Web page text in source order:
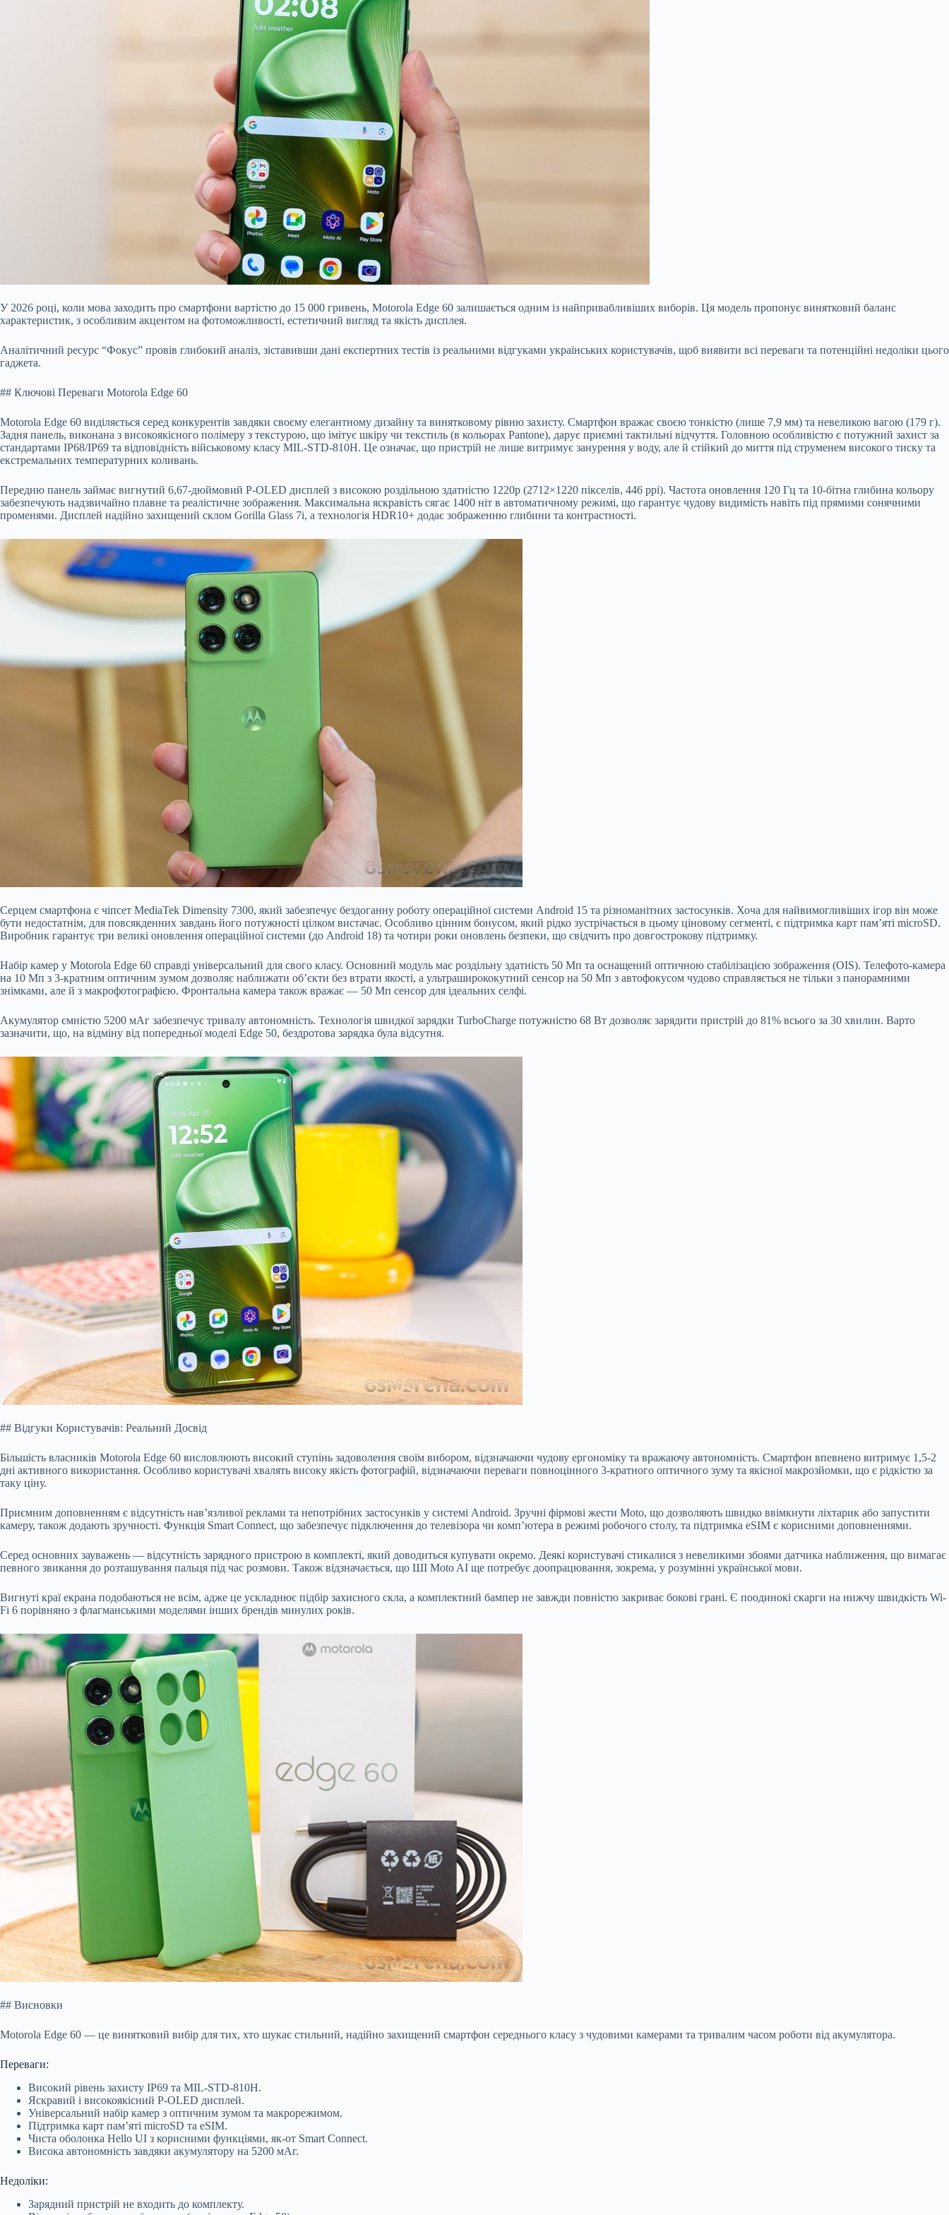
У 2026 році, коли мова заходить про смартфони вартістю до 15 000 гривень, Motorola Edge 60 залишається одним із найпривабливіших виборів. Ця модель пропонує винятковий баланс
характеристик, з особливим акцентом на фотоможливості, естетичний вигляд та якість дисплея.
Аналітичний ресурс “Фокус” провів глибокий аналіз, зіставивши дані експертних тестів із реальними відгуками українських користувачів, щоб виявити всі переваги та потенційні недоліки цього
гаджета.
## Ключові Переваги Motorola Edge 60
Motorola Edge 60 виділяється серед конкурентів завдяки своєму елегантному дизайну та винятковому рівню захисту. Смартфон вражає своєю тонкістю (лише 7,9 мм) та невеликою вагою (179 г).
Задня панель, виконана з високоякісного полімеру з текстурою, що імітує шкіру чи текстиль (в кольорах Pantone), дарує приємні тактильні відчуття. Головною особливістю є потужний захист за
стандартами IP68/IP69 та відповідність військовому класу MIL-STD-810H. Це означає, що пристрій не лише витримує занурення у воду, але й стійкий до миття під струменем високого тиску та
екстремальних температурних коливань.
Передню панель займає вигнутий 6,67-дюймовий P-OLED дисплей з високою роздільною здатністю 1220p (2712×1220 пікселів, 446 ppi). Частота оновлення 120 Гц та 10-бітна глибина кольору
забезпечують надзвичайно плавне та реалістичне зображення. Максимальна яскравість сягає 1400 ніт в автоматичному режимі, що гарантує чудову видимість навіть під прямими сонячними
променями. Дисплей надійно захищений склом Gorilla Glass 7i, а технологія HDR10+ додає зображенню глибини та контрастності.
Серцем смартфона є чіпсет MediaTek Dimensity 7300, який забезпечує бездоганну роботу операційної системи Android 15 та різноманітних застосунків. Хоча для найвимогливіших ігор він може
бути недостатнім, для повсякденних завдань його потужності цілком вистачає. Особливо цінним бонусом, який рідко зустрічається в цьому ціновому сегменті, є підтримка карт пам’яті microSD.
Виробник гарантує три великі оновлення операційної системи (до Android 18) та чотири роки оновлень безпеки, що свідчить про довгострокову підтримку.
Набір камер у Motorola Edge 60 справді універсальний для свого класу. Основний модуль має роздільну здатність 50 Мп та оснащений оптичною стабілізацією зображення (OIS). Телефото-камера
на 10 Мп з 3-кратним оптичним зумом дозволяє наближати об’єкти без втрати якості, а ультраширококутний сенсор на 50 Мп з автофокусом чудово справляється не тільки з панорамними
знімками, але й з макрофотографією. Фронтальна камера також вражає — 50 Мп сенсор для ідеальних селфі.
Акумулятор ємністю 5200 мАг забезпечує тривалу автономність. Технологія швидкої зарядки TurboCharge потужністю 68 Вт дозволяє зарядити пристрій до 81% всього за 30 хвилин. Варто
зазначити, що, на відміну від попередньої моделі Edge 50, бездротова зарядка була відсутня.
## Відгуки Користувачів: Реальний Досвід
Більшість власників Motorola Edge 60 висловлюють високий ступінь задоволення своїм вибором, відзначаючи чудову ергономіку та вражаючу автономність. Смартфон впевнено витримує 1,5-2
дні активного використання. Особливо користувачі хвалять високу якість фотографій, відзначаючи переваги повноцінного 3-кратного оптичного зуму та якісної макрозйомки, що є рідкістю за
таку ціну.
Приємним доповненням є відсутність нав’язливої реклами та непотрібних застосунків у системі Android. Зручні фірмові жести Moto, що дозволяють швидко ввімкнути ліхтарик або запустити
камеру, також додають зручності. Функція Smart Connect, що забезпечує підключення до телевізора чи комп’ютера в режимі робочого столу, та підтримка eSIM є корисними доповненнями.
Серед основних зауважень — відсутність зарядного пристрою в комплекті, який доводиться купувати окремо. Деякі користувачі стикалися з невеликими збоями датчика наближення, що вимагає
певного звикання до розташування пальця під час розмови. Також відзначається, що ШІ Moto AI ще потребує доопрацювання, зокрема, у розумінні української мови.
Вигнуті краї екрана подобаються не всім, адже це ускладнює підбір захисного скла, а комплектний бампер не завжди повністю закриває бокові грані. Є поодинокі скарги на нижчу швидкість Wi-
Fi 6 порівняно з флагманськими моделями інших брендів минулих років.
## Висновки
Motorola Edge 60 — це винятковий вибір для тих, хто шукає стильний, надійно захищений смартфон середнього класу з чудовими камерами та тривалим часом роботи від акумулятора.
Переваги:
Високий рівень захисту IP69 та MIL-STD-810H.
Яскравий і високоякісний P-OLED дисплей.
Універсальний набір камер з оптичним зумом та макрорежимом.
Підтримка карт пам’яті microSD та eSIM.
Чиста оболонка Hello UI з корисними функціями, як-от Smart Connect.
Висока автономність завдяки акумулятору на 5200 мАг.
Недоліки:
Зарядний пристрій не входить до комплекту.